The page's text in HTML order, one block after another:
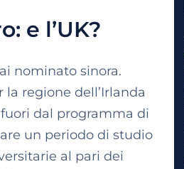
e l’UK?
nominato sinora.
regione dell’Irlanda
dal programma di
un periodo di studio
al pari dei